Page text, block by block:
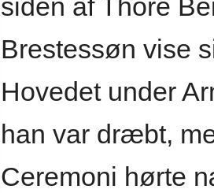
siden af Thore
Brestessøn vise
Hovedet under
han var dræbt,
Ceremoni hørte